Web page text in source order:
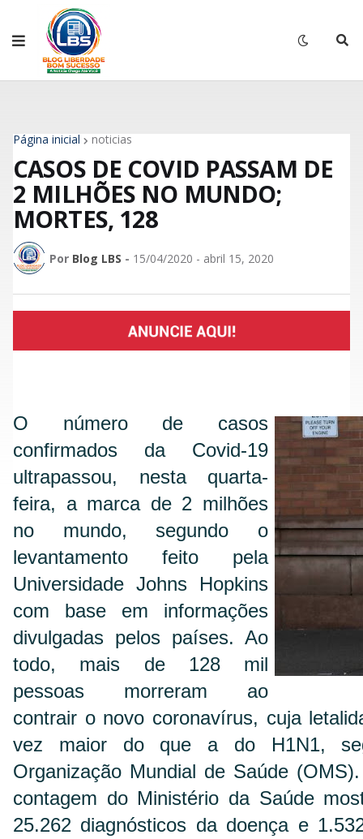
Página inicial noticias
CASOS DE COVID PASSAM DE
2 MILHÕES NO MUNDO;
MORTES, 128
Por Blog LBS - 15/04/2020 - abril 15, 2020
O número de casos
confirmados da Covid-19
ultrapassou, nesta quarta-
feira, a marca de 2 milhões
no mundo, segundo o
levantamento feito pela
Universidade Johns Hopkins
com base em informações
divulgadas pelos países. Ao
todo, mais de 128 mil
pessoas morreram ao
contrair o novo coronavírus, cuja
vez maior do que a do H1N1,
Organização Mundial de Saúde
contagem do Ministério da Saúde
25.262 diagnósticos da doença e